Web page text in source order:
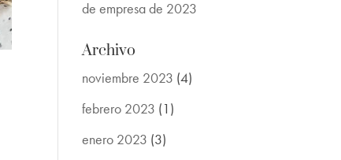
de empresa de 2023
Archivo
noviembre 2023 (4)
febrero 2023 (1)
enero 2023 (3)